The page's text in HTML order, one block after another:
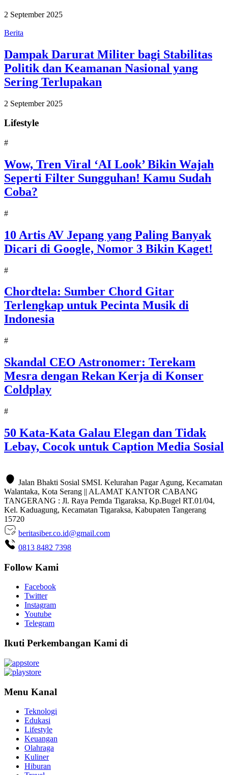
2 September 2025
Berita
Dampak Darurat Militer bagi Stabilitas
Politik dan Keamanan Nasional yang
Sering Terlupakan
2 September 2025
Lifestyle
#
Wow, Tren Viral ‘AI Look’ Bikin Wajah
Seperti Filter Sungguhan! Kamu Sudah
Coba?
#
10 Artis AV Jepang yang Paling Banyak
Dicari di Google, Nomor 3 Bikin Kaget!
#
Chordtela: Sumber Chord Gitar
Terlengkap untuk Pecinta Musik di
Indonesia
#
Skandal CEO Astronomer: Terekam
Mesra dengan Rekan Kerja di Konser
Coldplay
#
50 Kata-Kata Galau Elegan dan Tidak
Lebay, Cocok untuk Caption Media Sosial
Jalan Bhakti Sosial SMSI. Kelurahan Pagar Agung, Kecamatan
Walantaka, Kota Serang || ALAMAT KANTOR CABANG
TANGERANG : Jl. Raya Pemda Tigaraksa, Kp.Bugel RT.01/04,
Kel. Kaduagung, Kecamatan Tigaraksa, Kabupaten Tangerang
15720
beritasiber.co.id@gmail.com
0813 8482 7398
Follow Kami
Facebook
Twitter
Instagram
Youtube
Telegram
Ikuti Perkembangan Kami di
Menu Kanal
Teknologi
Edukasi
Lifestyle
Keuangan
Olahraga
Kuliner
Hiburan